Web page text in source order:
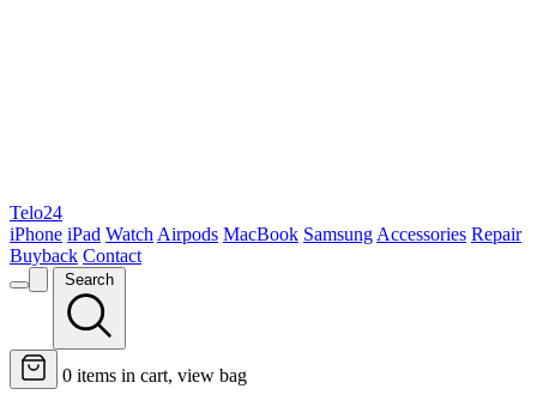
Telo24
iPhone iPad Watch Airpods MacBook Samsung Accessories Repair
Buyback Contact
Search
0 items in cart, view bag